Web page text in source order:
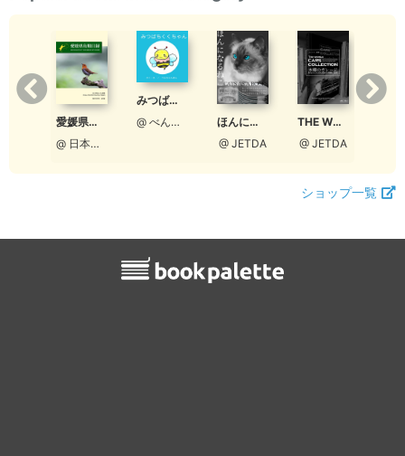
愛媛県鳥類目録 - Checklist of the Birds of Ehime
@ 日本野鳥の会愛媛
みつばちくくちゃん
@ べんちゃんまん
ほんになるねこ
@ JETDA
THE WORLD CARS COLLECTION 募集ガイド
@ JETDA
ショップ一覧